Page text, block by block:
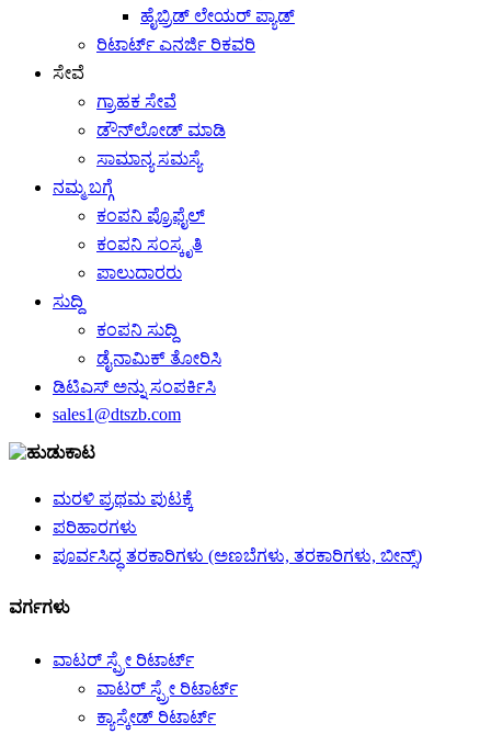
ಹೈಬ್ರಿಡ್ ಲೇಯರ್ ಪ್ಯಾಡ್
ರಿಟಾರ್ಟ್ ಎನರ್ಜಿ ರಿಕವರಿ
ಸೇವೆ
ಗ್ರಾಹಕ ಸೇವೆ
ಡೌನ್‌ಲೋಡ್ ಮಾಡಿ
ಸಾಮಾನ್ಯ ಸಮಸ್ಯೆ
ನಮ್ಮ ಬಗ್ಗೆ
ಕಂಪನಿ ಪ್ರೊಫೈಲ್
ಕಂಪನಿ ಸಂಸ್ಕೃತಿ
ಪಾಲುದಾರರು
ಸುದ್ದಿ
ಕಂಪನಿ ಸುದ್ದಿ
ಡೈನಾಮಿಕ್ ತೋರಿಸಿ
ಡಿಟಿಎಸ್ ಅನ್ನು ಸಂಪರ್ಕಿಸಿ
sales1@dtszb.com
ಮರಳಿ ಪ್ರಥಮ ಪುಟಕ್ಕೆ
ಪರಿಹಾರಗಳು
ಪೂರ್ವಸಿದ್ಧ ತರಕಾರಿಗಳು (ಅಣಬೆಗಳು, ತರಕಾರಿಗಳು, ಬೀನ್ಸ್)
ವರ್ಗಗಳು
ವಾಟರ್ ಸ್ಪ್ರೇ ರಿಟಾರ್ಟ್
ವಾಟರ್ ಸ್ಪ್ರೇ ರಿಟಾರ್ಟ್
ಕ್ಯಾಸ್ಕೇಡ್ ರಿಟಾರ್ಟ್